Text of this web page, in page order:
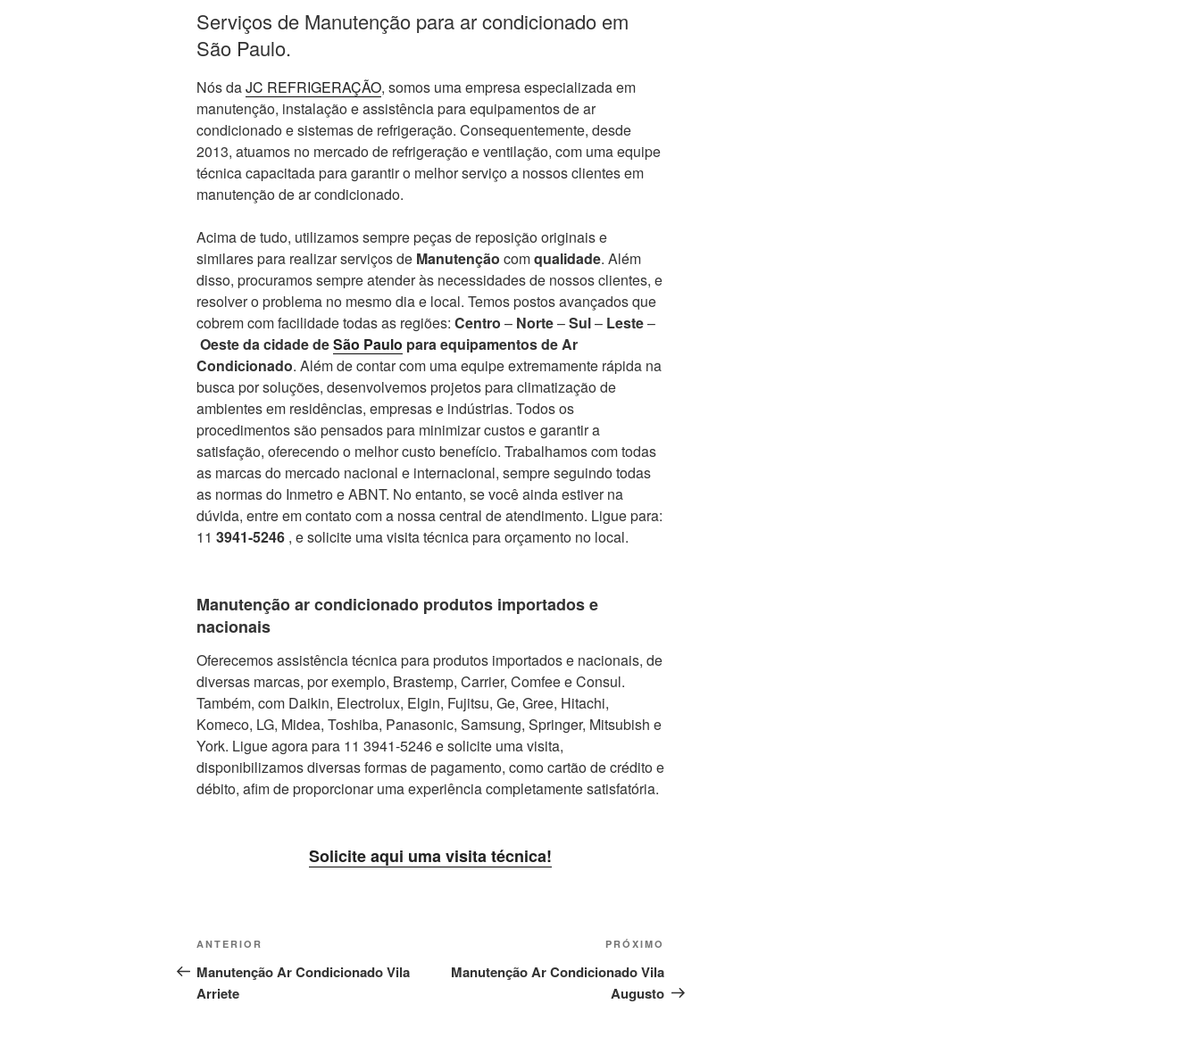
Serviços de Manutenção para ar condicionado em
São Paulo.
Nós daJC REFRIGERAÇÃO, somos uma empresa especializada em
manutenção, instalação e assistência para equipamentos de ar
condicionado e sistemas de refrigeração. Consequentemente, desde
2013, atuamos no mercado de refrigeração e ventilação, com uma equipe
técnica capacitada para garantir o melhor serviço a nossos clientes em
manutenção de ar condicionado.
Acima de tudo, utilizamos sempre peças de reposição originais e
similares para realizar serviços de Manutenção comqualidade. Além
disso, procuramos sempre atender às necessidades de nossos clientes, e
resolver o problema no mesmo dia e local. Temos postos avançados que
cobrem com facilidade todas as regiões: Centro – Norte–Sul– Leste–
Oeste da cidade deSão Paulo para equipamentos de Ar
Condicionado. Além de contar com uma equipe extremamente rápida na
busca por soluções, desenvolvemos projetos para climatização de
ambientes em residências, empresas e indústrias. Todos os
procedimentos são pensados para minimizar custos e garantir a
satisfação, oferecendo o melhor custo benefício. Trabalhamos com todas
as marcas do mercado nacional e internacional, sempre seguindo todas
as normas do Inmetro e ABNT. No entanto, se você ainda estiver na
dúvida, entre em contato com a nossa central de atendimento. Ligue para:
11 3941-5246 , e solicite uma visita técnica para orçamento no local.
Manutenção ar condicionado produtos importados e
nacionais
Oferecemos assistência técnica para produtos importados e nacionais, de
diversas marcas, por exemplo, Brastemp, Carrier, Comfee e Consul.
Também, com Daikin, Electrolux, Elgin, Fujitsu, Ge, Gree, Hitachi,
Komeco, LG, Midea, Toshiba, Panasonic, Samsung, Springer, Mitsubish e
York. Ligue agora para 11 3941-5246 e solicite uma visita,
disponibilizamos diversas formas de pagamento, como cartão de crédito e
débito, afim de proporcionar uma experiência completamente satisfatória.
Solicite aqui uma visita técnica!
Navegação
de
Post
Post
anterior
ANTERIOR
Manutenção Ar Condicionado Vila
Arriete
post
PRÓXIMO
Manutenção Ar Condicionado Vila
Augusto